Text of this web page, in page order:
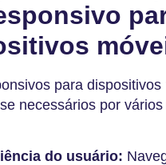
para dispositivos
necessários por vários
do usuário: